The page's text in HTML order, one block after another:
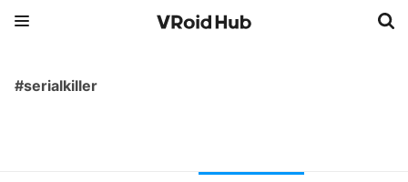
#serialkiller